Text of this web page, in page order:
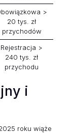
>
20 tys. zł
przychodów
Rejestracja >
240 tys. zł
przychodu
i
roku wiąże